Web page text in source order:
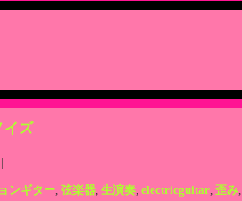
イズ
ンギター, 弦楽器, 生演奏, electricguitar, 歪み,